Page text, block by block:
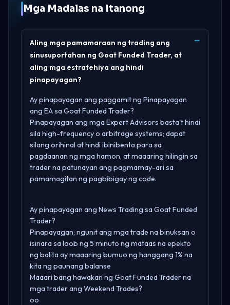
Mga Madalas na Itanong
Aling mga pamamaraan ng trading ang
sinusuportahan ng Goat Funded Trader, at
aling mga estratehiya ang hindi
pinapayagan?
Ay pinapayagan ang paggamit ng Pinapayagan
ang EA sa Goat Funded Trader?
Pinapayagan ang mga Expert Advisors basta't hindi
sila high-frequency o arbitrage systems; dapat
silang orihinal at hindi ibinibenta para sa
pagdaanan ng mga hamon, at maaaring hilingin sa
trader na patunayan ang pagmamay-ari sa
pamamagitan ng pagbibigay ng code.
Ay pinapayagan ang News Trading sa Goat Funded
Trader?
Pinapayagan; ngunit ang mga trade na binuksan o
isinara sa loob ng 5 minuto ng mataas na epekto
ng balita ay maaaring bumuo ng hanggang 1% na
kita ng paunang balanse
Maaari bang hawakan ng Goat Funded Trader na
mga trader ang Weekend Trades?
oo